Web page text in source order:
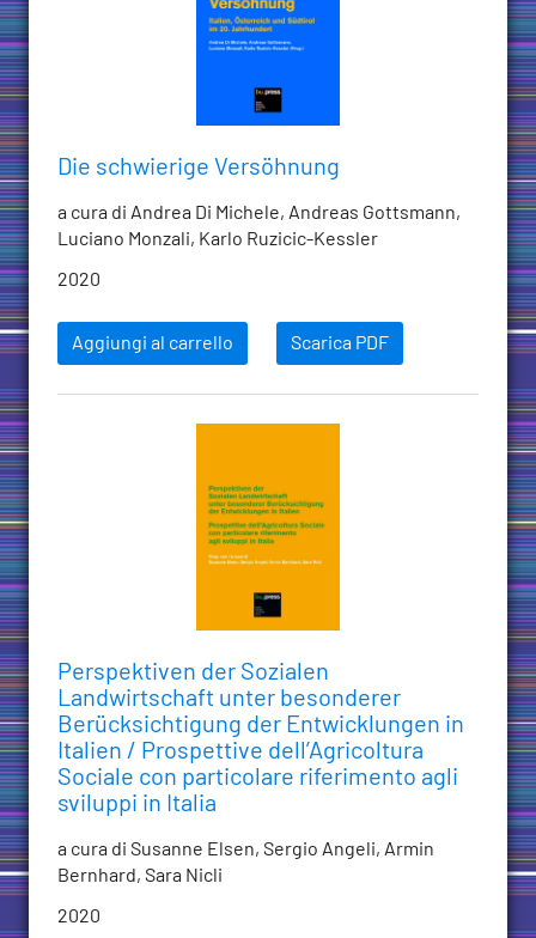
Die schwierige Versöhnung
a cura di Andrea Di Michele, Andreas Gottsmann,
Luciano Monzali, Karlo Ruzicic-Kessler
2020
Aggiungi al carrello Scarica PDF
Perspektiven der Sozialen
Landwirtschaft unter besonderer
Berücksichtigung der Entwicklungen in
Italien / Prospettive dell’Agricoltura
Sociale con particolare riferimento agli
sviluppi in Italia
a cura di Susanne Elsen, Sergio Angeli, Armin
Bernhard, Sara Nicli
2020